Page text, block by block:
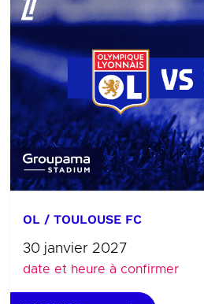
OL / TOULOUSE FC
30 janvier 2027
date et heure à confirmer